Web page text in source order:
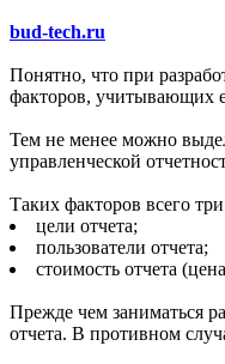
bud-tech.ru
Понятно, что при
факторов, учитывающих
Тем не менее можно
управленческой
Таких факторов всего
цели отчета;
пользователи отчета;
стоимость отчета
Прежде чем заниматься
отчета. В противном